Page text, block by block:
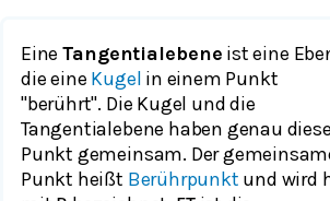
EineTangentialebene ist eine
die eine Kugel in einem Punkt
"berührt". Die Kugel und die
Tangentialebene haben genau
Punkt gemeinsam. Der
Punkt heißt Berührpunkt und wird